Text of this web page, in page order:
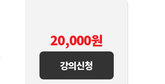
20,000원
강의신청